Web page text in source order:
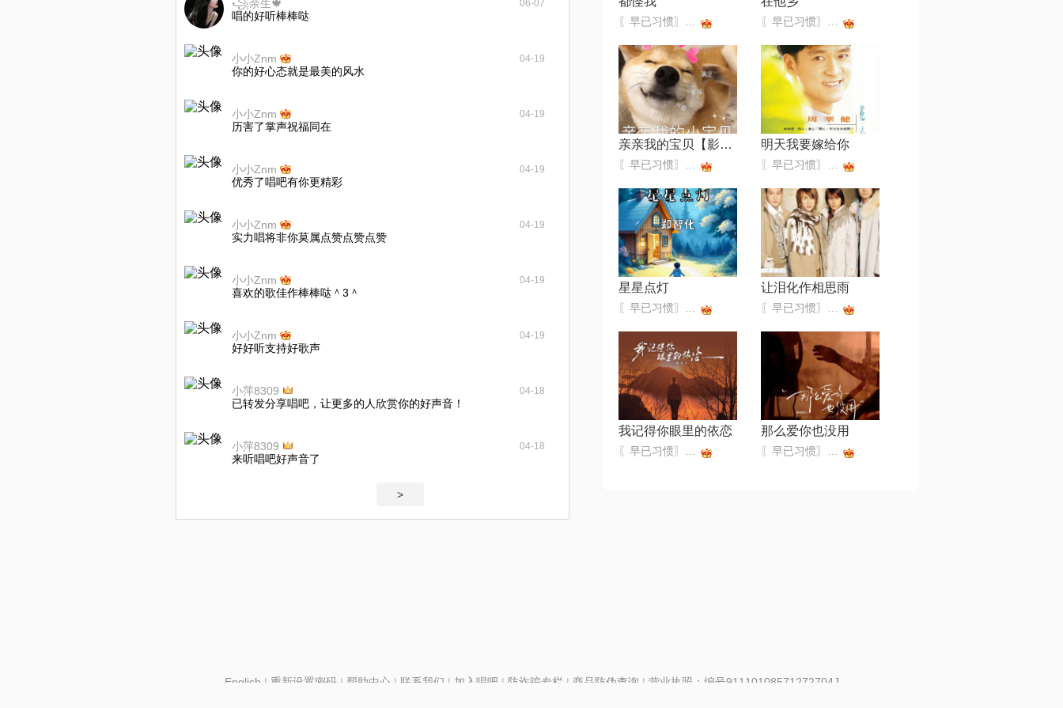
꧁余生🍁 06-07
唱的好听棒棒哒
小小Znm 04-19
你的好心态就是最美的风水
小小Znm 04-19
历害了掌声祝福同在
小小Znm 04-19
优秀了唱吧有你更精彩
小小Znm 04-19
实力唱将非你莫属点赞点赞点赞
小小Znm 04-19
喜欢的歌佳作棒棒哒＾3＾
小小Znm 04-19
好好听支持好歌声
小萍8309 04-18
已转发分享唱吧，让更多的人欣赏你的好声音！
小萍8309 04-18
来听唱吧好声音了
>
亲亲我的宝贝【影视剧《看不见影子的少年》插曲】 明天我要嫁给你
星星点灯 让泪化作相思雨
我记得你眼里的依恋 那么爱你也没用
English | 重新设置密码| 帮助中心 | 联系我们 | 加入唱吧 | 防诈骗专栏 | 商品防伪查询 | 营业执照：编号91110108571272704J